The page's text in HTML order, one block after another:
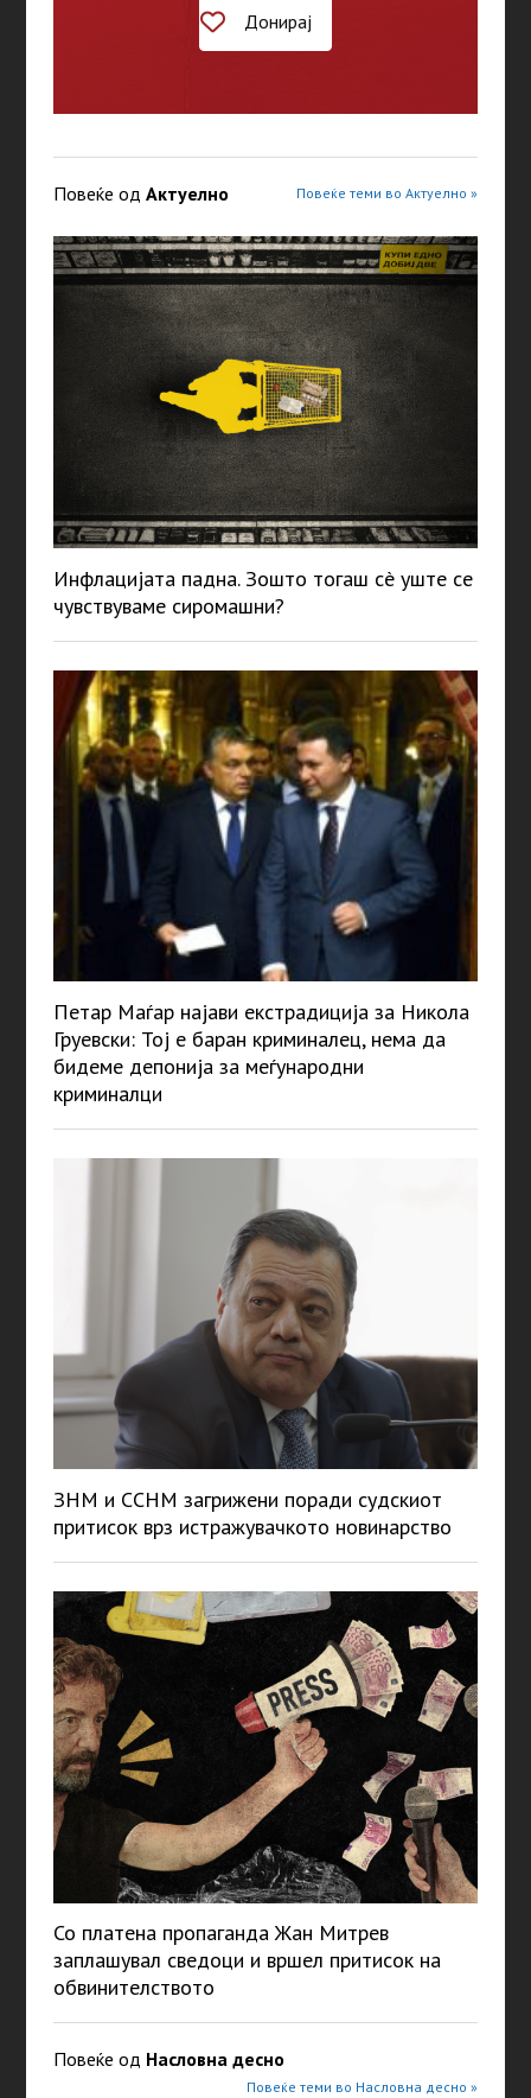
Донирај
Повеќе од Актуелно Повеќе теми во Актуелно »
Инфлацијата падна. Зошто тогаш сè уште се
чувствуваме сиромашни?
Петар Маѓар најави екстрадиција за Никола
Груевски: Тој е баран криминалец, нема да
бидеме депонија за меѓународни
криминалци
ЗНМ и ССНМ загрижени поради судскиот
притисок врз истражувачкото новинарство
Со платена пропаганда Жан Митрев
заплашувал сведоци и вршел притисок на
обвинителството
Повеќе од Насловна десно
Повеќе теми во Насловна десно »